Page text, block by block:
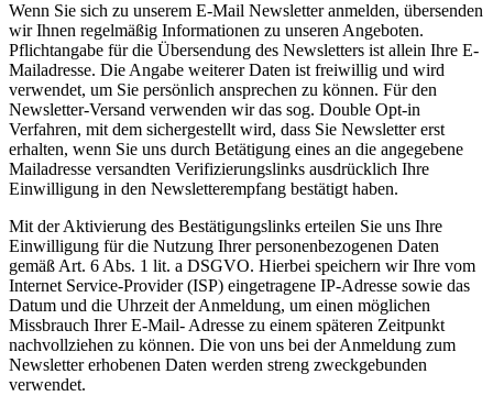
Wenn Sie sich zu unserem E-Mail Newsletter anmelden, übersenden
wir Ihnen regelmäßig Informationen zu unseren Angeboten.
Pflichtangabe für die Übersendung des Newsletters ist allein Ihre E-
Mailadresse. Die Angabe weiterer Daten ist freiwillig und wird
verwendet, um Sie persönlich ansprechen zu können. Für den
Newsletter-Versand verwenden wir das sog. Double Opt-in
Verfahren, mit dem sichergestellt wird, dass Sie Newsletter erst
erhalten, wenn Sie uns durch Betätigung eines an die angegebene
Mailadresse versandten Verifizierungslinks ausdrücklich Ihre
Einwilligung in den Newsletterempfang bestätigt haben.
Mit der Aktivierung des Bestätigungslinks erteilen Sie uns Ihre
Einwilligung für die Nutzung Ihrer personenbezogenen Daten
gemäß Art. 6 Abs. 1 lit. a DSGVO. Hierbei speichern wir Ihre vom
Internet Service-Provider (ISP) eingetragene IP-Adresse sowie das
Datum und die Uhrzeit der Anmeldung, um einen möglichen
Missbrauch Ihrer E-Mail- Adresse zu einem späteren Zeitpunkt
nachvollziehen zu können. Die von uns bei der Anmeldung zum
Newsletter erhobenen Daten werden streng zweckgebunden
verwendet.